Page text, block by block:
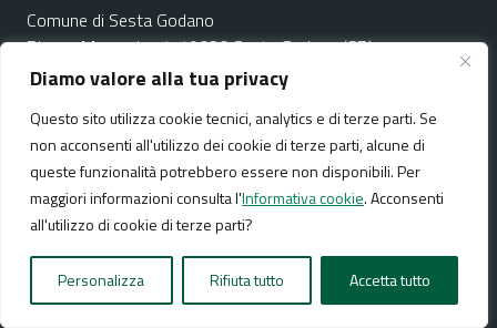
Diamo valore alla tua privacy
Questo sito utilizza cookie tecnici, analytics e di terze parti. Se
non acconsenti all'utilizzo dei cookie di terze parti, alcune di
queste funzionalità potrebbero essere non disponibili. Per
maggiori informazioni consulta l'Informativa cookie. Acconsenti
all'utilizzo di cookie di terze parti?
Personalizza Rifiuta tutto Accetta tutto
Comune di Sesta Godano
Piazza Marconi n. 1, 19020 Sesta Godano (SP)
Codice fiscale / P. IVA:00130500119
Area Amministrativa
Email:protocollo@comune.sestagodano.sp.it
PEC:comune.sestagodano@legalmail.it
Centralino unico: +39 0187 891525
Leggi le FAQ
Prenotazione appuntamento